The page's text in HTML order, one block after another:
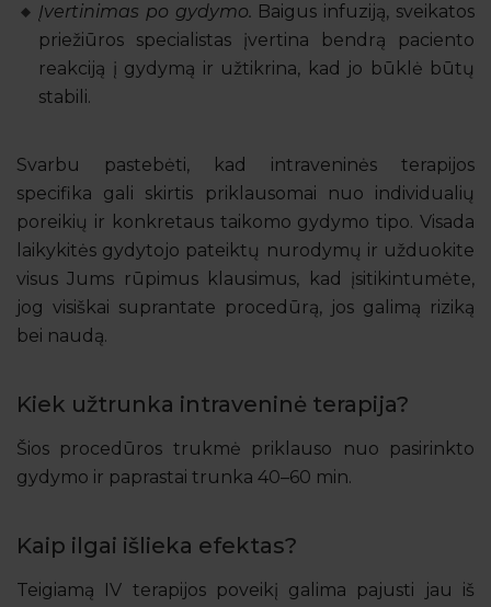
Įvertinimas po gydymo. Baigus infuziją, sveikatos
priežiūros specialistas įvertina bendrą paciento
reakciją į gydymą ir užtikrina, kad jo būklė būtų
stabili.
Svarbu pastebėti, kad intraveninės terapijos
specifika gali skirtis priklausomai nuo individualių
poreikių ir konkretaus taikomo gydymo tipo. Visada
laikykitės gydytojo pateiktų nurodymų ir užduokite
visus Jums rūpimus klausimus, kad įsitikintumėte,
jog visiškai suprantate procedūrą, jos galimą riziką
bei naudą.
Kiek užtrunka intraveninė terapija?
Šios procedūros trukmė priklauso nuo pasirinkto
gydymo ir paprastai trunka 40–60 min.
Kaip ilgai išlieka efektas?
Teigiamą IV terapijos poveikį galima pajusti jau iš